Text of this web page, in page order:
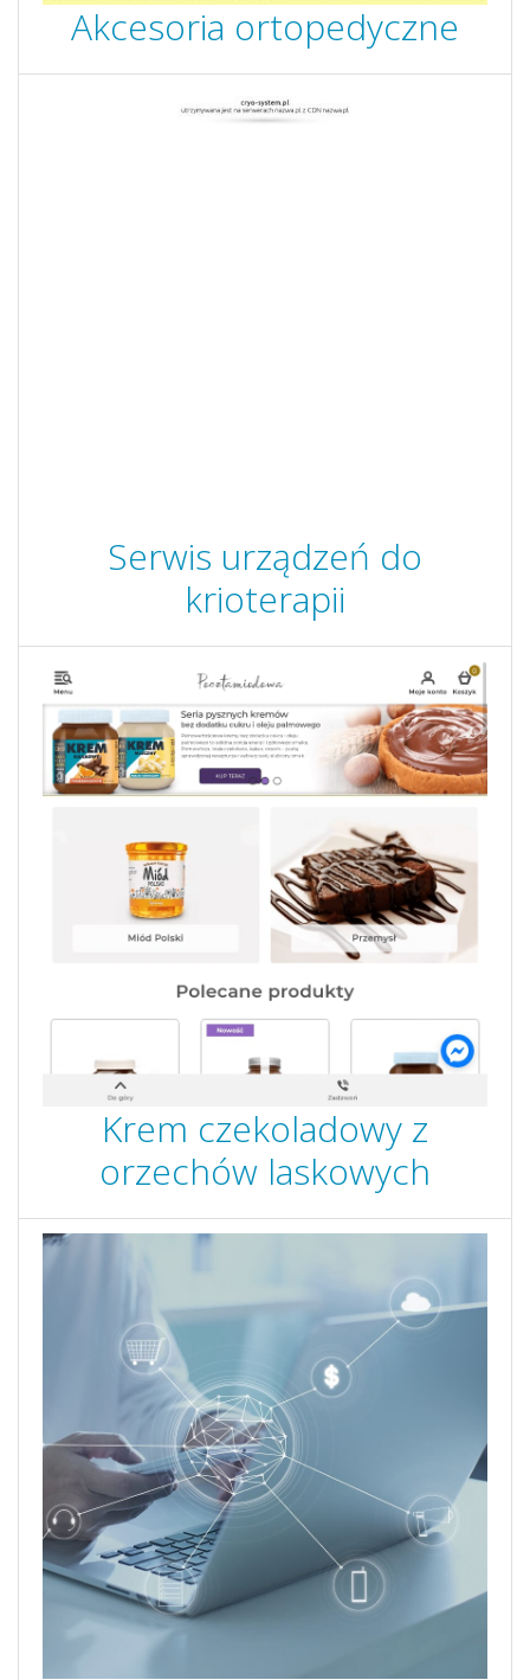
Akcesoria ortopedyczne
Serwis urządzeń do
krioterapii
Krem czekoladowy z
orzechów laskowych